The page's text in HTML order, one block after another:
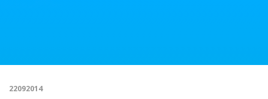
22092014